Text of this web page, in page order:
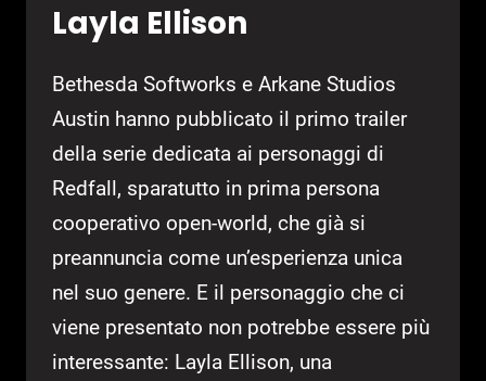
Layla Ellison
Bethesda Softworks e Arkane Studios
Austin hanno pubblicato il primo trailer
della serie dedicata ai personaggi di
Redfall, sparatutto in prima persona
cooperativo open-world, che già si
preannuncia come un’esperienza unica
nel suo genere. E il personaggio che ci
viene presentato non potrebbe essere più
interessante: Layla Ellison, una